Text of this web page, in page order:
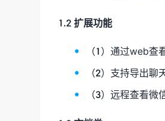
1.2 扩展功能
（1）通过web查
（2）支持导出
（3）远程查看